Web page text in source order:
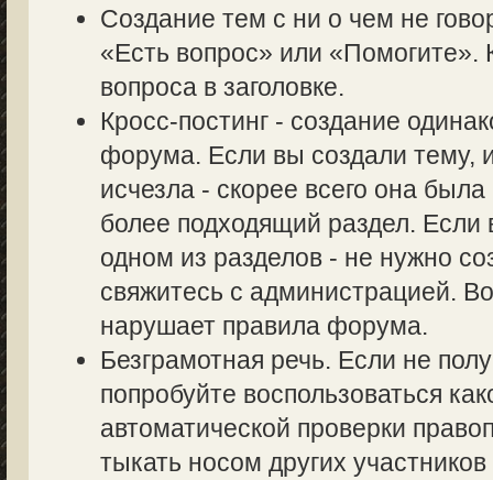
Создание тем с ни о чем не
«Есть вопрос» или «Помогите».
вопроса в заголовке.
Кросс-постинг - создание
форума. Если вы создали тему,
исчезла - скорее всего она
более подходящий раздел.
одном из разделов - не нужно
свяжитесь с администрацией.
нарушает правила форума.
Безграмотная речь. Если не
попробуйте воспользоваться
автоматической проверки
тыкать носом других